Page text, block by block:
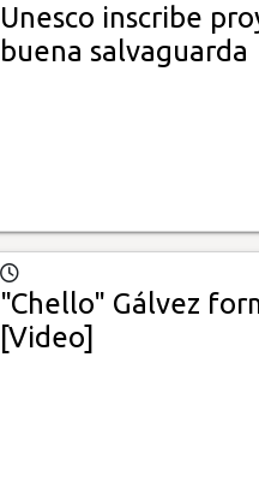
Unesco inscribe
buena salvaguarda
"Chello" Gálvez
[Video]